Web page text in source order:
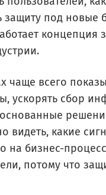
под новые
чаще всего
ускорять сбор
видеть, какие
на бизнес-
потому что